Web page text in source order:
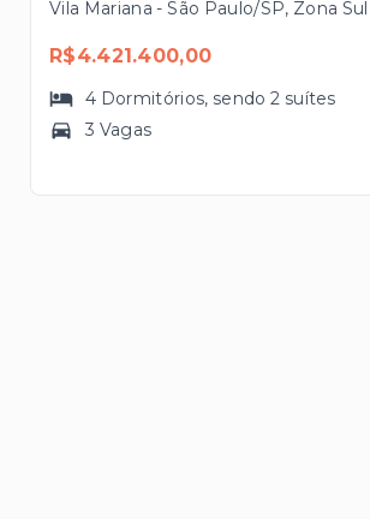
Vila Mariana - São Paulo/SP, Zona Sul
R$4.421.400,00
4 Dormitórios, sendo2 suítes
3 Vagas